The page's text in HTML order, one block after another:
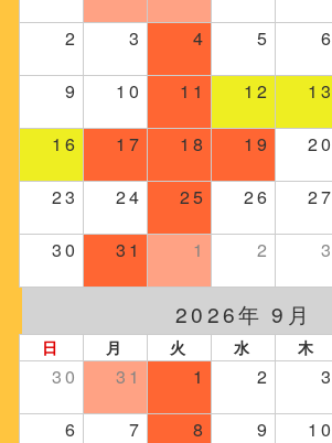
2 3 4 5 6
9 10 11 12 13
16 17 18 19 20
23 24 25 26 27
30 31 1 2 3
2026年 9月
日 月 火 水 木
30 31 1 2 3
6 7 8 9 10